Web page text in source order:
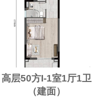
高层50方I-1室1厅1卫
（建面）